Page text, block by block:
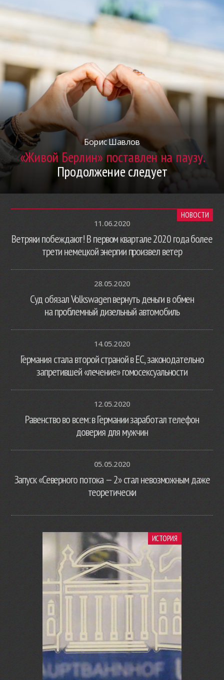
Борис Шавлов
«Живой Берлин» поставлен на паузу.
Продолжение следует
НОВОСТИ
11.06.2020
Ветряки побеждают! В первом квартале 2020 года более
трети немецкой энергии произвел ветер
28.05.2020
Суд обязал Volkswagen вернуть деньги в обмен
на проблемный дизельный автомобиль
14.05.2020
Германия стала второй страной в ЕС, законодательно
запретившей «лечение» гомосексуальности
12.05.2020
Равенство во всем: в Германии заработал телефон
доверия для мужчин
05.05.2020
Запуск «Северного потока — 2» стал невозможным даже
теоретически
ИСТОРИЯ